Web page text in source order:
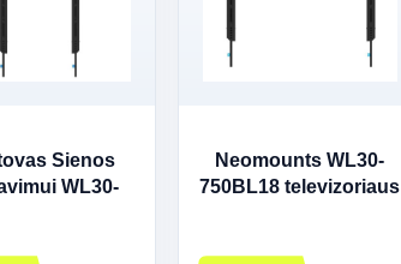
Sienos
WL30-
Neomounts WL30-
750BL18 televizoriaus